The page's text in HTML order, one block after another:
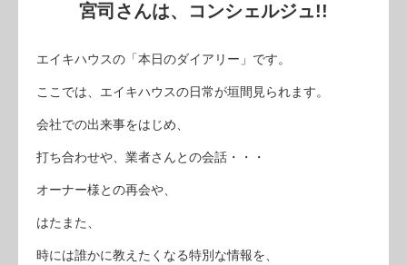
宮司さんは、コンシェルジュ!!
エイキハウスの「本日のダイアリー」です。
ここでは、エイキハウスの日常が垣間見られます。
会社での出来事をはじめ、
打ち合わせや、業者さんとの会話・・・
オーナー様との再会や、
はたまた、
時には誰かに教えたくなる特別な情報を、